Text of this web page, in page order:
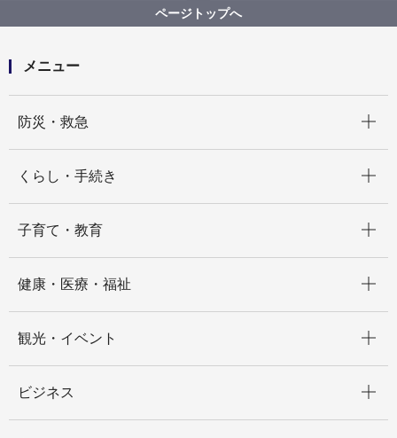
市内公共施設等バリアフリー情報
男女共同参画センター横浜フォーラム
ページトップへ
メニュー
防災・救急
くらし・手続き
子育て・教育
健康・医療・福祉
観光・イベント
ビジネス